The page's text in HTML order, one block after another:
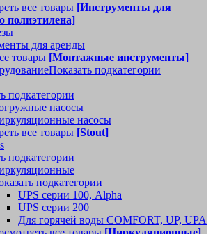
все товары [Инструменты для
полиэтилена]
для аренды
товары [Монтажные инструменты]
Показать подкатегории
подкатегории
насосы
насосы
все товары [Stout]
подкатегории
подкатегории
UPS серии 100, Alpha
UPS серии 200
Для горячей воды COMFORT, UP, UPA